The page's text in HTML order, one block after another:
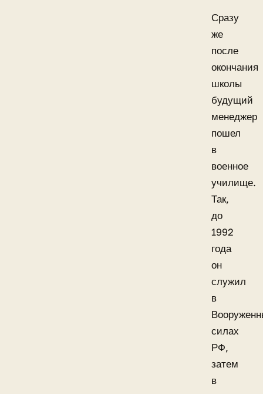
Сразу
же
после
окончания
школы
будущий
менеджер
пошел
в
военное
училище.
Так,
до
1992
года
он
служил
в
силах
РФ,
затем
в